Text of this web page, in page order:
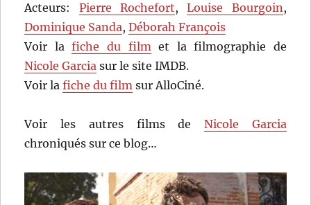
Acteurs: Pierre Rochefort,Louise Bourgoin,
Dominique Sanda,Déborah François
Voir lafiche du filmet la filmographie de
Nicole Garcia sur le site IMDB.
Voir lafiche du film sur AlloCiné.
Voir les autres films de Nicole Garcia
chroniqués sur ce blog…